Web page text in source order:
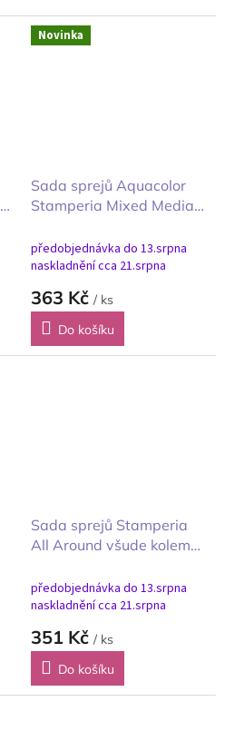
Novinka
Sada sprejů Aquacolor
Stamperia Mixed Media
předobjednávka do 13.srpna
naskladnění cca 21.srpna
363 Kč / ks
Do košíku
Sada sprejů Stamperia
All Around všude kolem
předobjednávka do 13.srpna
naskladnění cca 21.srpna
351 Kč / ks
Do košíku